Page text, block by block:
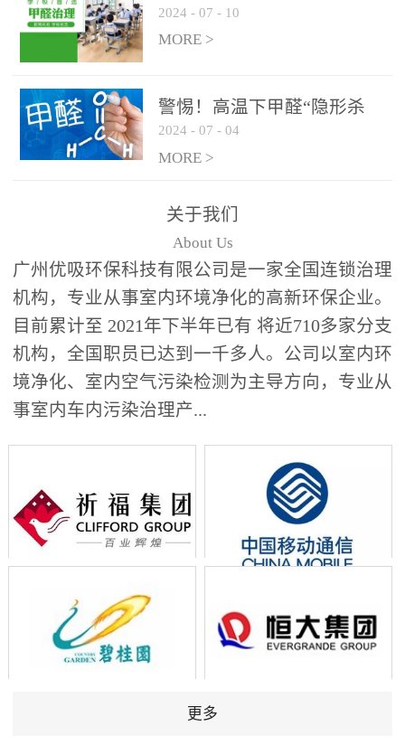
厅关于加强学校新建校舍室
内空气质量管理通知
2024 - 07 - 10
MORE >
警惕！高温下甲醛“隐形杀
手”来袭，你的家安全吗？
2024 - 07 - 04
MORE >
关于我们
About Us
广州优吸环保科技有限公司是一家全国连锁治理
机构，专业从事室内环境净化的高新环保企业。
目前累计至 2021年下半年已有 将近710多家分支
机构，全国职员已达到一千多人。公司以室内环
境净化、室内空气污染检测为主导方向，专业从
事室内车内污染治理产...
更多